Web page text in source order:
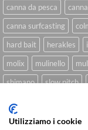
canna da pesca
canna surfcasting
hard bait
herakles
molix
mulinello
shimano
slow pitch
Utilizziamo i cookie